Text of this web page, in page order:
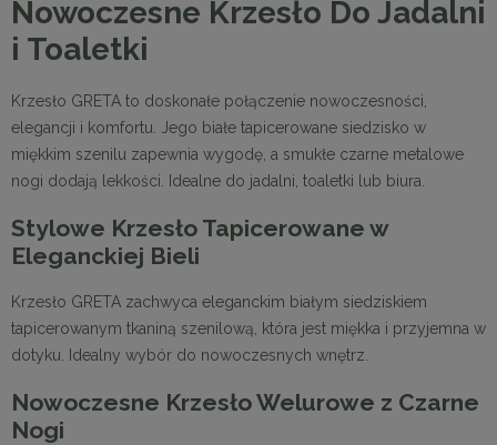
Nowoczesne Krzesło Do Jadalni
i Toaletki
Krzesło GRETA to doskonałe połączenie nowoczesności,
elegancji i komfortu. Jego białe tapicerowane siedzisko w
miękkim szenilu zapewnia wygodę, a smukłe czarne metalowe
nogi dodają lekkości. Idealne do jadalni, toaletki lub biura.
Stylowe Krzesło Tapicerowane w
Eleganckiej Bieli
Krzesło GRETA zachwyca eleganckim białym siedziskiem
tapicerowanym tkaniną szenilową, która jest miękka i przyjemna w
dotyku. Idealny wybór do nowoczesnych wnętrz.
Nowoczesne Krzesło Welurowe z Czarne
Nogi